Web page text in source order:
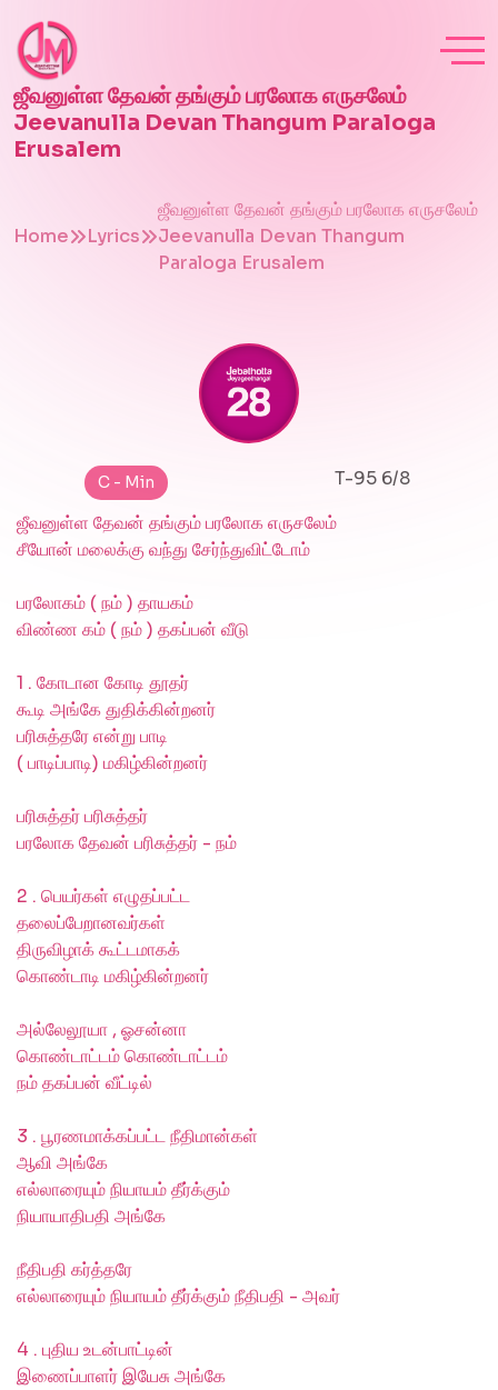
ஜீவனுள்ள தேவன் தங்கும் பரலோக எருசலேம்
Jeevanulla Devan Thangum Paraloga
Erusalem
Home Lyrics
ஜீவனுள்ள தேவன் தங்கும் பரலோக எருசலேம்
Jeevanulla Devan Thangum
Paraloga Erusalem
C - Min
T-95 6/8
ஜீவனுள்ள தேவன் தங்கும் பரலோக எருசலேம்
சீயோன் மலைக்கு வந்து சேர்ந்துவிட்டோம்
பரலோகம் ( நம் ) தாயகம்
விண்ண கம் ( நம் ) தகப்பன் வீடு
1 . கோடான கோடி தூதர்
கூடி அங்கே துதிக்கின்றனர்
பரிசுத்தரே என்று பாடி
( பாடிப்பாடி) மகிழ்கின்றனர்
பரிசுத்தர் பரிசுத்தர்
பரலோக தேவன் பரிசுத்தர் - நம்
2 . பெயர்கள் எழுதப்பட்ட
தலைப்பேறானவர்கள்
திருவிழாக் கூட்டமாகக்
கொண்டாடி மகிழ்கின்றனர்
அல்லேலூயா , ஓசன்னா
கொண்டாட்டம் கொண்டாட்டம்
நம் தகப்பன் வீட்டில்
3 . பூரணமாக்கப்பட்ட நீதிமான்கள்
ஆவி அங்கே
எல்லாரையும் நியாயம் தீர்க்கும்
நியாயாதிபதி அங்கே
நீதிபதி கர்த்தரே
எல்லாரையும் நியாயம் தீர்க்கும் நீதிபதி - அவர்
4 . புதிய உடன்பாட்டின்
இணைப்பாளர் இயேசு அங்கே